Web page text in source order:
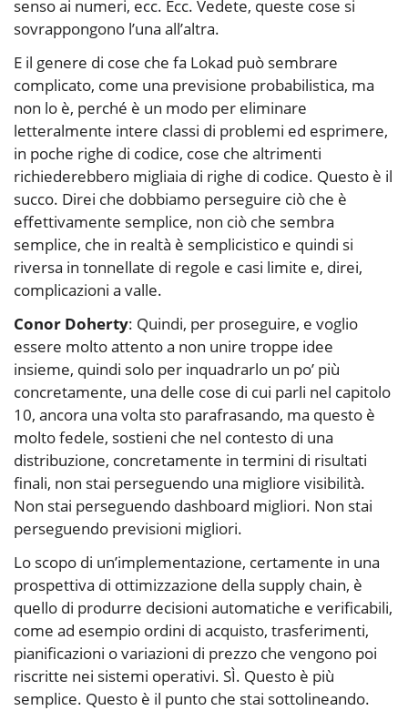
senso ai numeri, ecc. Ecc. Vedete, queste cose si
sovrappongono l’una all’altra.
E il genere di cose che fa Lokad può sembrare
complicato, come una previsione probabilistica, ma
non lo è, perché è un modo per eliminare
letteralmente intere classi di problemi ed esprimere,
in poche righe di codice, cose che altrimenti
richiederebbero migliaia di righe di codice. Questo è il
succo. Direi che dobbiamo perseguire ciò che è
effettivamente semplice, non ciò che sembra
semplice, che in realtà è semplicistico e quindi si
riversa in tonnellate di regole e casi limite e, direi,
complicazioni a valle.
Conor Doherty: Quindi, per proseguire, e voglio
essere molto attento a non unire troppe idee
insieme, quindi solo per inquadrarlo un po’ più
concretamente, una delle cose di cui parli nel capitolo
10, ancora una volta sto parafrasando, ma questo è
molto fedele, sostieni che nel contesto di una
distribuzione, concretamente in termini di risultati
finali, non stai perseguendo una migliore visibilità.
Non stai perseguendo dashboard migliori. Non stai
perseguendo previsioni migliori.
Lo scopo di un’implementazione, certamente in una
prospettiva di ottimizzazione della supply chain, è
quello di produrre decisioni automatiche e verificabili,
come ad esempio ordini di acquisto, trasferimenti,
pianificazioni o variazioni di prezzo che vengono poi
riscritte nei sistemi operativi. SÌ. Questo è più
semplice. Questo è il punto che stai sottolineando.